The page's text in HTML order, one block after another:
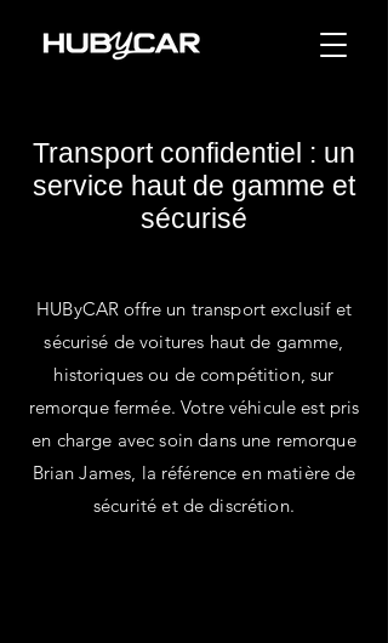
Transport confidentiel : un
service haut de gamme et
sécurisé
HUByCAR offre un transport exclusif et
sécurisé de voitures haut de gamme,
historiques ou de compétition, sur
remorque fermée. Votre véhicule est pris
en charge avec soin dans une remorque
Brian James, la référence en matière de
sécurité et de discrétion.